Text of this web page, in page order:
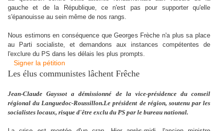
gauche et de la République, ce n'est pas pour supporter qu'elle
s'épanouisse au sein même de nos rangs.
Nous estimons en conséquence que Georges Frèche n'a plus sa place
au Parti socialiste, et demandons aux instances compétentes de
l'exclure du PS dans les délais les plus prompts.
Signer la pétition
Les élus communistes lâchent Frêche
Jean-Claude Gayssot a démissionné de la vice-présidence du conseil
régional du Languedoc-Roussillon.Le président de région, soutenu par les
socialistes locaux, risque d'être exclu du PS par le bureau national.